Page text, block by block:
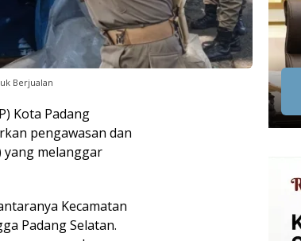
Berjualan
Kota Padang
pengawasan dan
yang melanggar
Kecamatan
Padang Selatan.